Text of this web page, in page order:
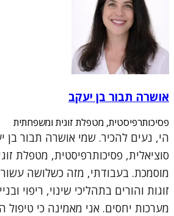
אושרה תבור בן יעקב
פסיכותרפיסטית, מטפלת זוגית ומשפחתית
הי, נעים להכיר. שמי אושרה תבור בן
סוציאלית, פסיכותרפיסטית, מטפלת
מוסמכת. בעבודתי, מזה כשלושה
זוגות והורים בתהליכי שינוי, ריפוי
מערכות יחסים. אני מאמינה כי טיפול